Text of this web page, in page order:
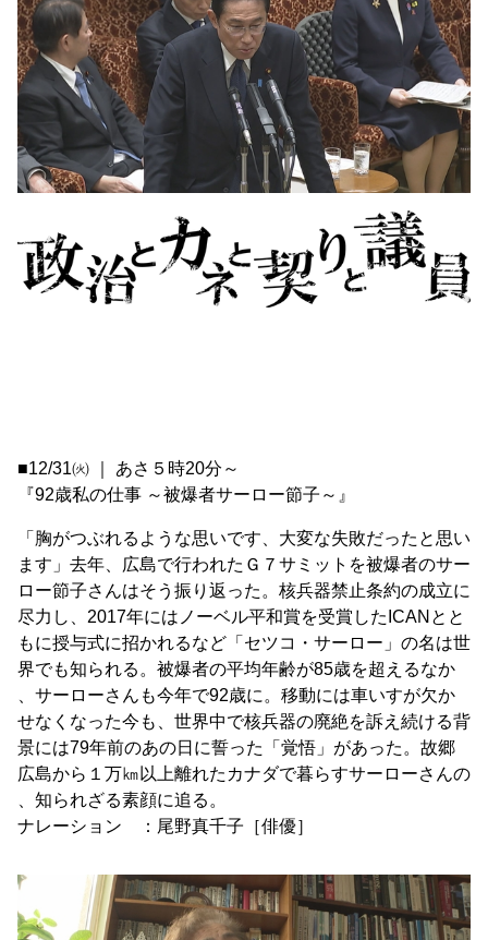
■12/31㈫ ｜ あさ５時20分～
『92歳私の仕事 ～被爆者サーロー節子～』
「胸がつぶれるような思いです、大変な失敗だったと思い
ます」去年、広島で行われたＧ７サミットを被爆者のサー
ロー節子さんはそう振り返った。核兵器禁止条約の成立に
尽力し、2017年にはノーベル平和賞を受賞したICANとと
もに授与式に招かれるなど「セツコ・サーロー」の名は世
界でも知られる。被爆者の平均年齢が85歳を超えるなか
、サーローさんも今年で92歳に。移動には車いすが欠か
せなくなった今も、世界中で核兵器の廃絶を訴え続ける背
景には79年前のあの日に誓った「覚悟」があった。故郷
広島から１万㎞以上離れたカナダで暮らすサーローさんの
、知られざる素顔に追る。
ナレーション ：尾野真千子［俳優］